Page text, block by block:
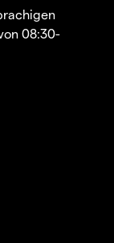
08:30-